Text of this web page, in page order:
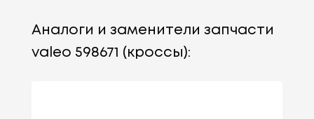
Аналоги и заменители запчасти
valeo 598671 (кроссы):